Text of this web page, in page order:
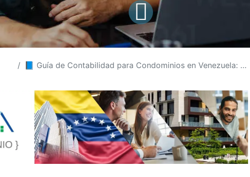
📘 Guía de Contabilidad para Condominios en Venezuela: Marco Legal y Financiero